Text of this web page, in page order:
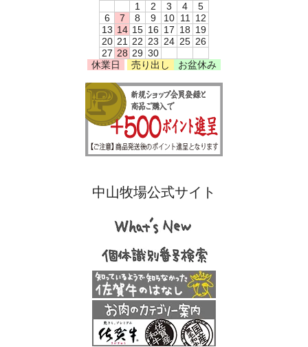
1
2 3 4
5
6
7 8 9 10 11
12
13 14 15 16 17 18 19
20 21 22 23 24 25 26
27 28 29 30
休業日
売り出し お盆休み
中山牧場公式サイト